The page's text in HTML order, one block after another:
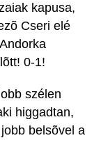
kapusa,
Cseri elé
0-1!
szélen
higgadtan,
belsõvel a